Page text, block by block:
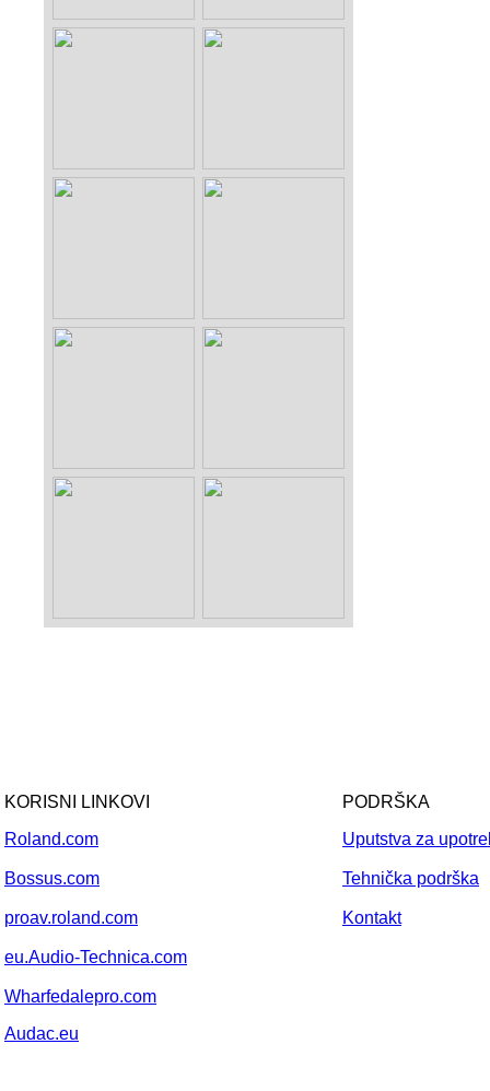
KORISNI LINKOVI
Roland.com
Bossus.com
proav.roland.com
eu.Audio-Technica.com
Wharfedalepro.com
Audac.eu
PODRŠKA
Uputstva za
Tehnička podrška
Kontakt